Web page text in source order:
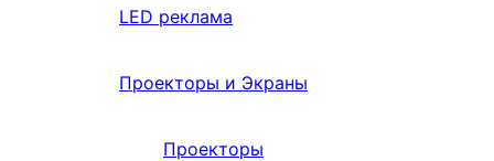
LED реклама
Проекторы и Экраны
Проекторы